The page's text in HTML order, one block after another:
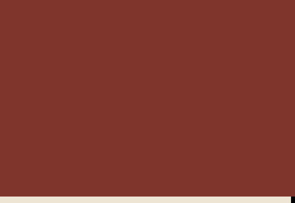
Im Restaurant Isoletta – getreu dem Motto „Little Italy in Manhattan“ – erwarten Sie
Live-Musik zum Verweilen ein, die Zigarrenlounge bietet Genießern einen stillen
Im Main Plaza findet zusammen, was eine Übernachtung in Frankfurt besonders